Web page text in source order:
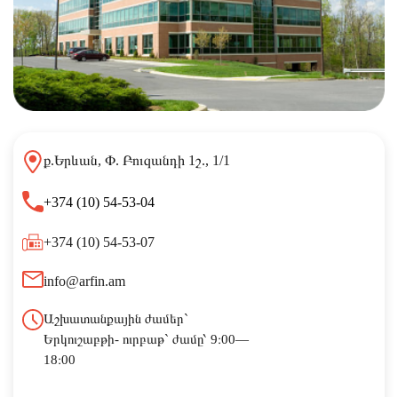
ք.Երևան, Փ. Բուզանդի 1շ., 1/1
+374 (10) 54-53-04
+374 (10) 54-53-07
info@arfin.am
Աշխատանքային ժամեր`
Երկուշաբթի- ուրբաթ` ժամը՝ 9։00—
18։00